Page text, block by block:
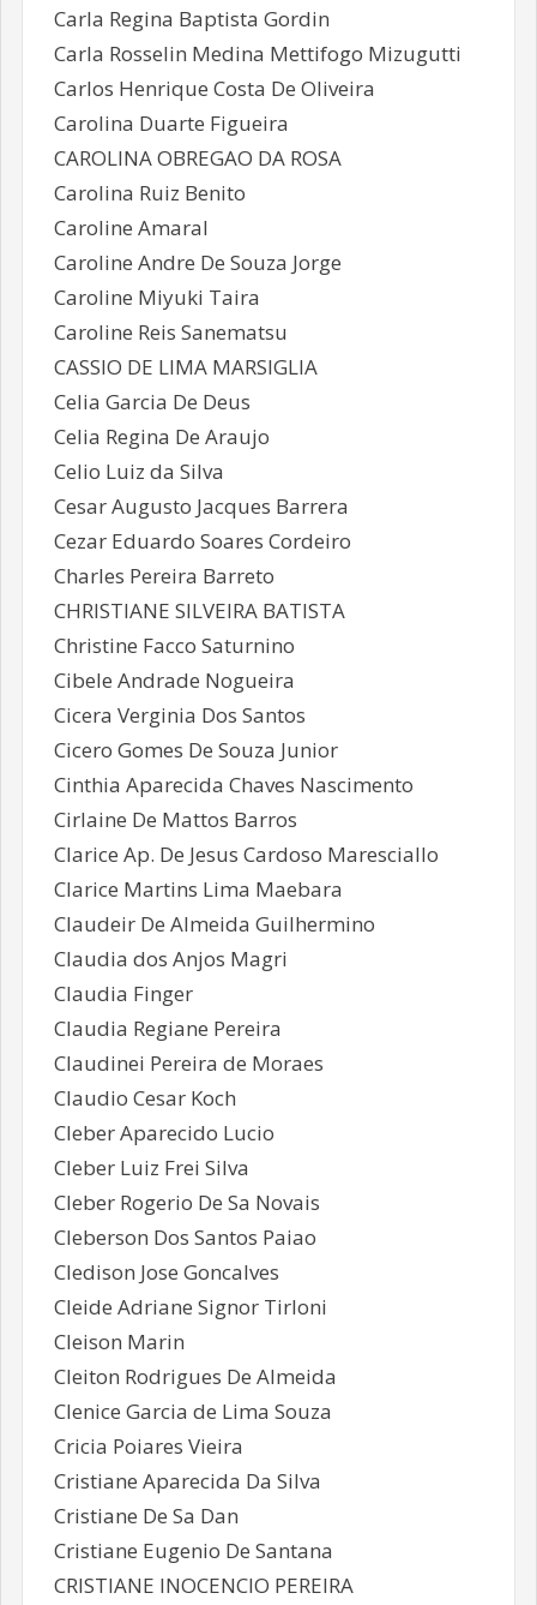
Carla Regina Baptista Gordin
Carla Rosselin Medina Mettifogo Mizugutti
Carlos Henrique Costa De Oliveira
Carolina Duarte Figueira
CAROLINA OBREGAO DA ROSA
Carolina Ruiz Benito
Caroline Amaral
Caroline Andre De Souza Jorge
Caroline Miyuki Taira
Caroline Reis Sanematsu
CASSIO DE LIMA MARSIGLIA
Celia Garcia De Deus
Celia Regina De Araujo
Celio Luiz da Silva
Cesar Augusto Jacques Barrera
Cezar Eduardo Soares Cordeiro
Charles Pereira Barreto
CHRISTIANE SILVEIRA BATISTA
Christine Facco Saturnino
Cibele Andrade Nogueira
Cicera Verginia Dos Santos
Cicero Gomes De Souza Junior
Cinthia Aparecida Chaves Nascimento
Cirlaine De Mattos Barros
Clarice Ap. De Jesus Cardoso Maresciallo
Clarice Martins Lima Maebara
Claudeir De Almeida Guilhermino
Claudia dos Anjos Magri
Claudia Finger
Claudia Regiane Pereira
Claudinei Pereira de Moraes
Claudio Cesar Koch
Cleber Aparecido Lucio
Cleber Luiz Frei Silva
Cleber Rogerio De Sa Novais
Cleberson Dos Santos Paiao
Cledison Jose Goncalves
Cleide Adriane Signor Tirloni
Cleison Marin
Cleiton Rodrigues De Almeida
Clenice Garcia de Lima Souza
Cricia Poiares Vieira
Cristiane Aparecida Da Silva
Cristiane De Sa Dan
Cristiane Eugenio De Santana
CRISTIANE INOCENCIO PEREIRA